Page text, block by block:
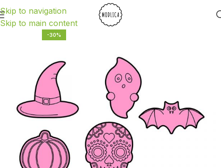
Skip to navigation
Skip to main content
-30%